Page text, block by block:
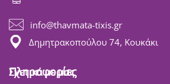
info@thavmata-tixis.gr
Δημητρακοπούλου 74, Κουκάκι
Πληροφορίες
Σχετικά με μας